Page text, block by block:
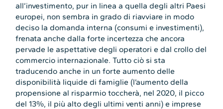
all’investimento, pur in linea a quella degli altri Paesi
europei, non sembra in grado di riavviare in modo
deciso la domanda interna (consumi e investimenti),
frenata anche dalla forte incertezza che ancora
pervade le aspettative degli operatori e dal crollo del
commercio internazionale. Tutto ciò si sta
traducendo anche in un forte aumento delle
disponibilità liquide di famiglie (l’aumento della
propensione al risparmio toccherà, nel 2020, il picco
del 13%, il più alto degli ultimi venti anni) e imprese